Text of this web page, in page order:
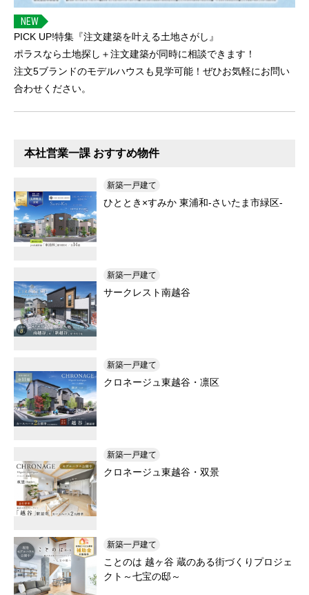
NEW
PICK UP!特集『注文建築を叶える土地さがし』
ポラスなら土地探し＋注文建築が同時に相談できます！
注文5ブランドのモデルハウスも見学可能！ぜひお気軽にお問い
合わせください。
本社営業一課 おすすめ物件
新築一戸建て
ひととき×すみか 東浦和-さいたま市緑区-
新築一戸建て
サークレスト南越谷
新築一戸建て
クロネージュ東越谷・凛区
新築一戸建て
クロネージュ東越谷・双景
新築一戸建て
ことのは 越ヶ谷 蔵のある街づくりプロジェ
クト～七宝の邸～